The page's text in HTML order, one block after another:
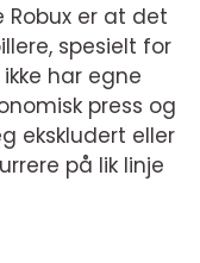
Robux er at det
spesielt for
har egne
press og
ekskludert eller
på lik linje